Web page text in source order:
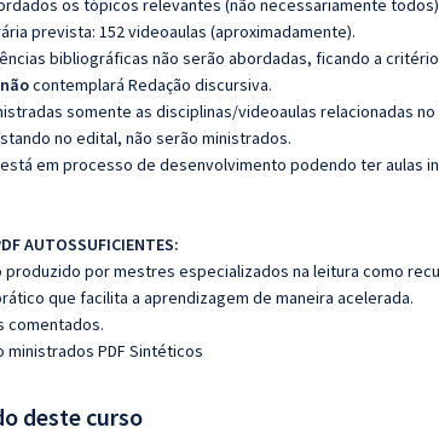
os tópicos relevantes (não necessariamente
prevista: 152 videoaulas (aproximadamente).
bibliográficas não serão abordadas, ficando a
nãocontemplará Redação discursiva.
somente as disciplinas/videoaulas relacionadas
no edital, não serão ministrados.
em processo de desenvolvimento podendo ter aulas
AUTOSSUFICIENTES:
produzido por mestres especializados na leitura como
que facilita a aprendizagem de maneira acelerada.
comentados.
ministrados PDF Sintéticos
deste curso